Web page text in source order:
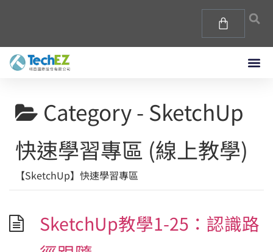
Category - SketchUp
快速學習專區 (線上教學)
【SketchUp】快速學習專區
SketchUp教學1-25：認識路